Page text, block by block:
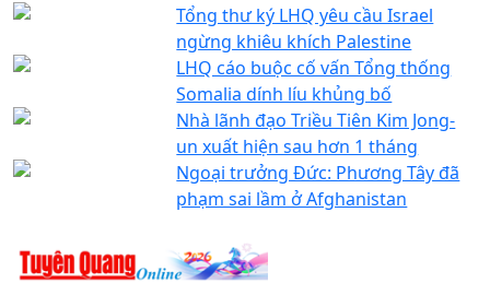
Tổng thư ký LHQ yêu cầu Israel
ngừng khiêu khích Palestine
LHQ cáo buộc cố vấn Tổng thống
Somalia dính líu khủng bố
Nhà lãnh đạo Triều Tiên Kim Jong-
un xuất hiện sau hơn 1 tháng
Ngoại trưởng Đức: Phương Tây đã
phạm sai lầm ở Afghanistan